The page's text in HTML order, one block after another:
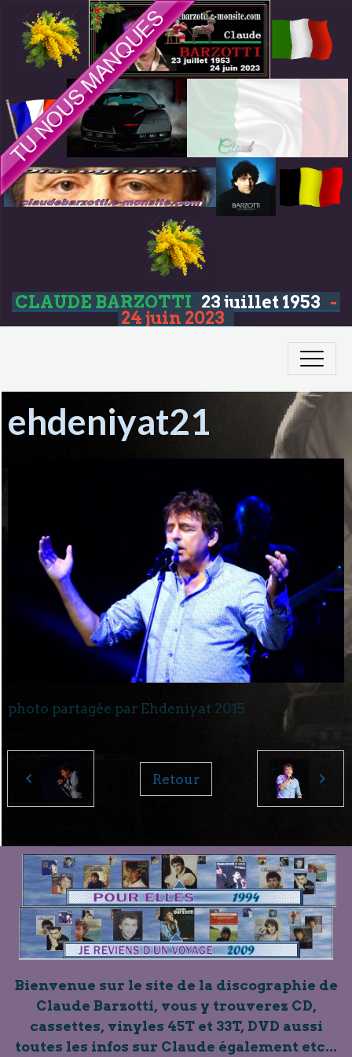
CLAUDE BARZOTTI 23 juillet 1953 -
24 juin 2023
ehdeniyat21
photo partagée par Ehdeniyat 2015
Retour
Bienvenue sur le site de la discographie de
Claude Barzotti, vous y trouverez CD,
cassettes, vinyles 45T et 33T, DVD aussi
toutes les infos sur Claude également etc...